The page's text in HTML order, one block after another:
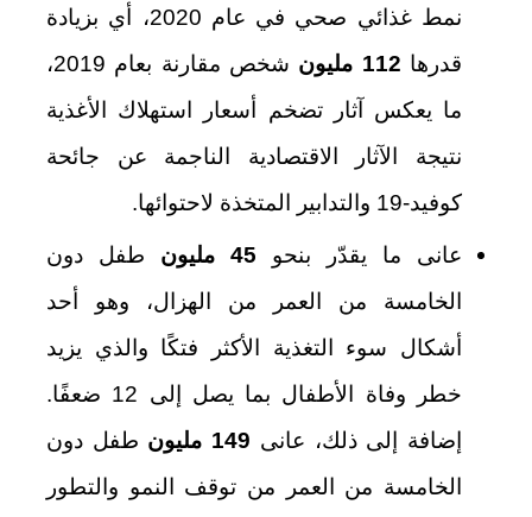
نمط غذائي صحي في عام 2020، أي بزيادة
قدرها 112 مليون
شخص مقارنة بعام 2019،
ما يعكس آثار تضخم أسعار استهلاك الأغذية
نتيجة الآثار الاقتصادية الناجمة عن جائحة
كوفيد-19 والتدابير المتخذة لاحتوائها.
عانى ما يقدّر بنحو 45 مليون
طفل دون
الخامسة من العمر من الهزال، وهو أحد
أشكال سوء التغذية الأكثر فتكًا والذي يزيد
خطر وفاة الأطفال بما يصل إلى 12 ضعفًا.
إضافة إلى ذلك، عانى 149 مليون
طفل دون
الخامسة من العمر من توقف النمو والتطور